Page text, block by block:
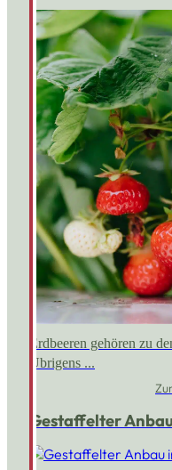
Erdbeeren gehören zu
Übrigens ...
Gestaffelter